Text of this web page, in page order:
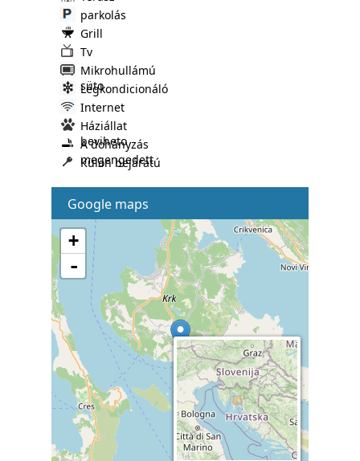
parkolás
Grill
Tv
Mikrohullámú
süto
Légkondicionáló
Internet
Háziállat
beviheto
A dohányzás
megengedett
Külön bejáratú
Google maps